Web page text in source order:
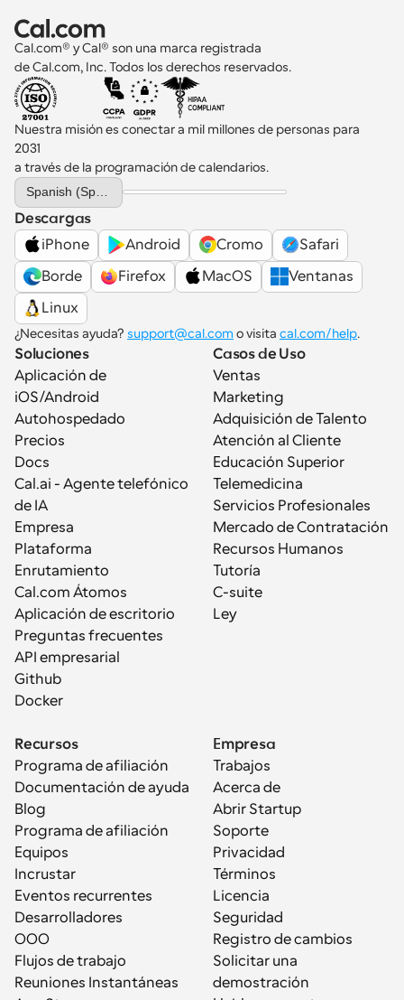
Cal.com® y Cal® son una marca registrada
de Cal.com, Inc. Todos los derechos reservados.
Nuestra misión es conectar a mil millones de personas para
2031
a través de la programación de calendarios.
Select Language
Spanish (Spain)
Descargas
iPhone
Android Cromo
Safari
Borde
Firefox MacOS
Ventanas
Linux
¿Necesitas ayuda? support@cal.com o visita cal.com/help.
Soluciones
Aplicación de
iOS/Android
Autohospedado
Precios
Docs
Cal.ai - Agente telefónico
de IA
Empresa
Plataforma
Enrutamiento
Cal.com Átomos
Aplicación de escritorio
Preguntas frecuentes
API empresarial
Github
Docker
Casos de Uso
Ventas
Marketing
Adquisición de Talento
Atención al Cliente
Educación Superior
Telemedicina
Servicios Profesionales
Mercado de Contratación
Recursos Humanos
Tutoría
C-suite
Ley
Recursos
Programa de afiliación
Documentación de ayuda
Blog
Programa de afiliación
Equipos
Incrustar
Eventos recurrentes
Desarrolladores
OOO
Flujos de trabajo
Reuniones Instantáneas
Empresa
Trabajos
Acerca de
Abrir Startup
Soporte
Privacidad
Términos
Licencia
Seguridad
Registro de cambios
Solicitar una
demostración